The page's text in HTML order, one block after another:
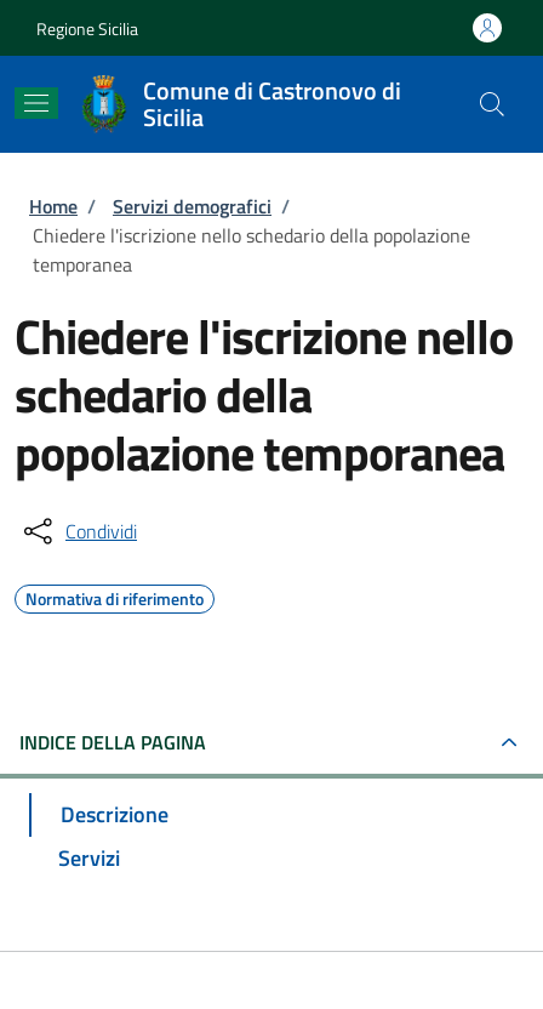
Regione Sicilia
Comune di Castronovo di
Sicilia
Briciole di pane
Home / Servizi demografici /
Chiedere l'iscrizione nello schedario della popolazione
temporanea
Chiedere l'iscrizione nello
schedario della
popolazione temporanea
Condividi
Normativa di riferimento
INDICE DELLA PAGINA
Descrizione
Servizi